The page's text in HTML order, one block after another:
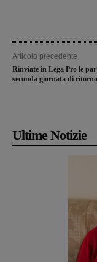
Articolo precedente
Rinviate in Lega Pro le
seconda giornata di ritorno
Ultime Notizie